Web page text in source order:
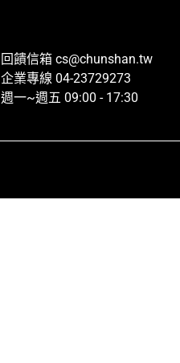
回饋信箱 cs@chunshan.tw
企業專線 04-23729273
週一~週五 09:00 - 17:30